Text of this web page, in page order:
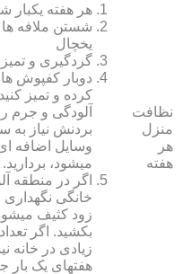
نظافت
منزل
هر
هفته
هر هفته یکبار
یخچال
گردگیری و
دوبار کفپوش‏
کرده و تمیز
آلودگی و جرم
بردنش نیاز به
وسایل اضافه
می‏شود، بردارید.
اگر در منطقه
خانگی نگهداری
زود کثیف
بکشید. اگر
زیادی در خانه
هفته‏ای یک